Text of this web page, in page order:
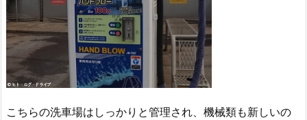
こちらの洗車場はしっかりと管理され、機械類も新しいの